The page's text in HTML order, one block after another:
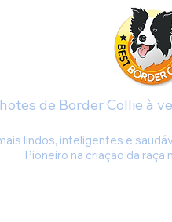
de Border Collie à
lindos, inteligentes e
Pioneiro na criação da raça